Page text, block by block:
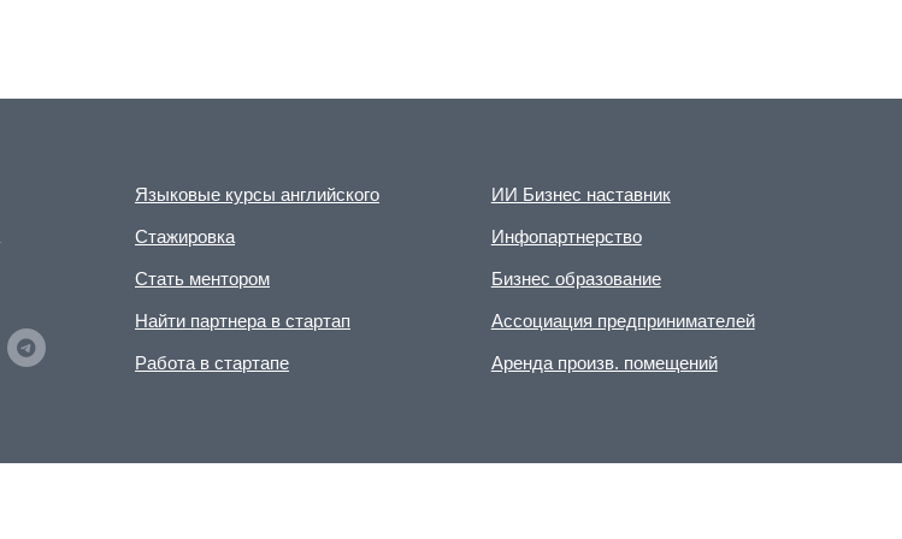
Языковые курсы английского
Стажировка
Стать ментором
Найти партнера в стартап
Работа в стартапе
ИИ Бизнес наставник
Инфопартнерство
Бизнес образование
Ассоциация предпринимателей
Аренда произв. помещений